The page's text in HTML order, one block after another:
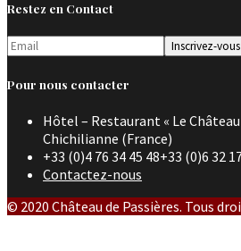
Restez en Contact
Pour nous contacter
Hôtel – Restaurant « Le Château
Chichilianne (France)
+33 (0)4 76 34 45 48+33 (0)6 32
Contactez-nous
© 2020 Château de Passières. Tous